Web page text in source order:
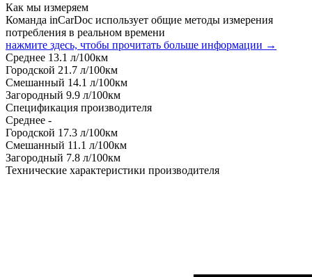
Как мы измеряем
Команда inCarDoc использует общие методы измерения
потребления в реальном времени
нажмите здесь, чтобы прочитать больше информации →
Среднее 13.1 л/100км
Городской 21.7 л/100км
Смешанный 14.1 л/100км
Загородный 9.9 л/100км
Спецификация производителя
Среднее -
Городской 17.3 л/100км
Смешанный 11.1 л/100км
Загородный 7.8 л/100км
Технические характеристики производителя